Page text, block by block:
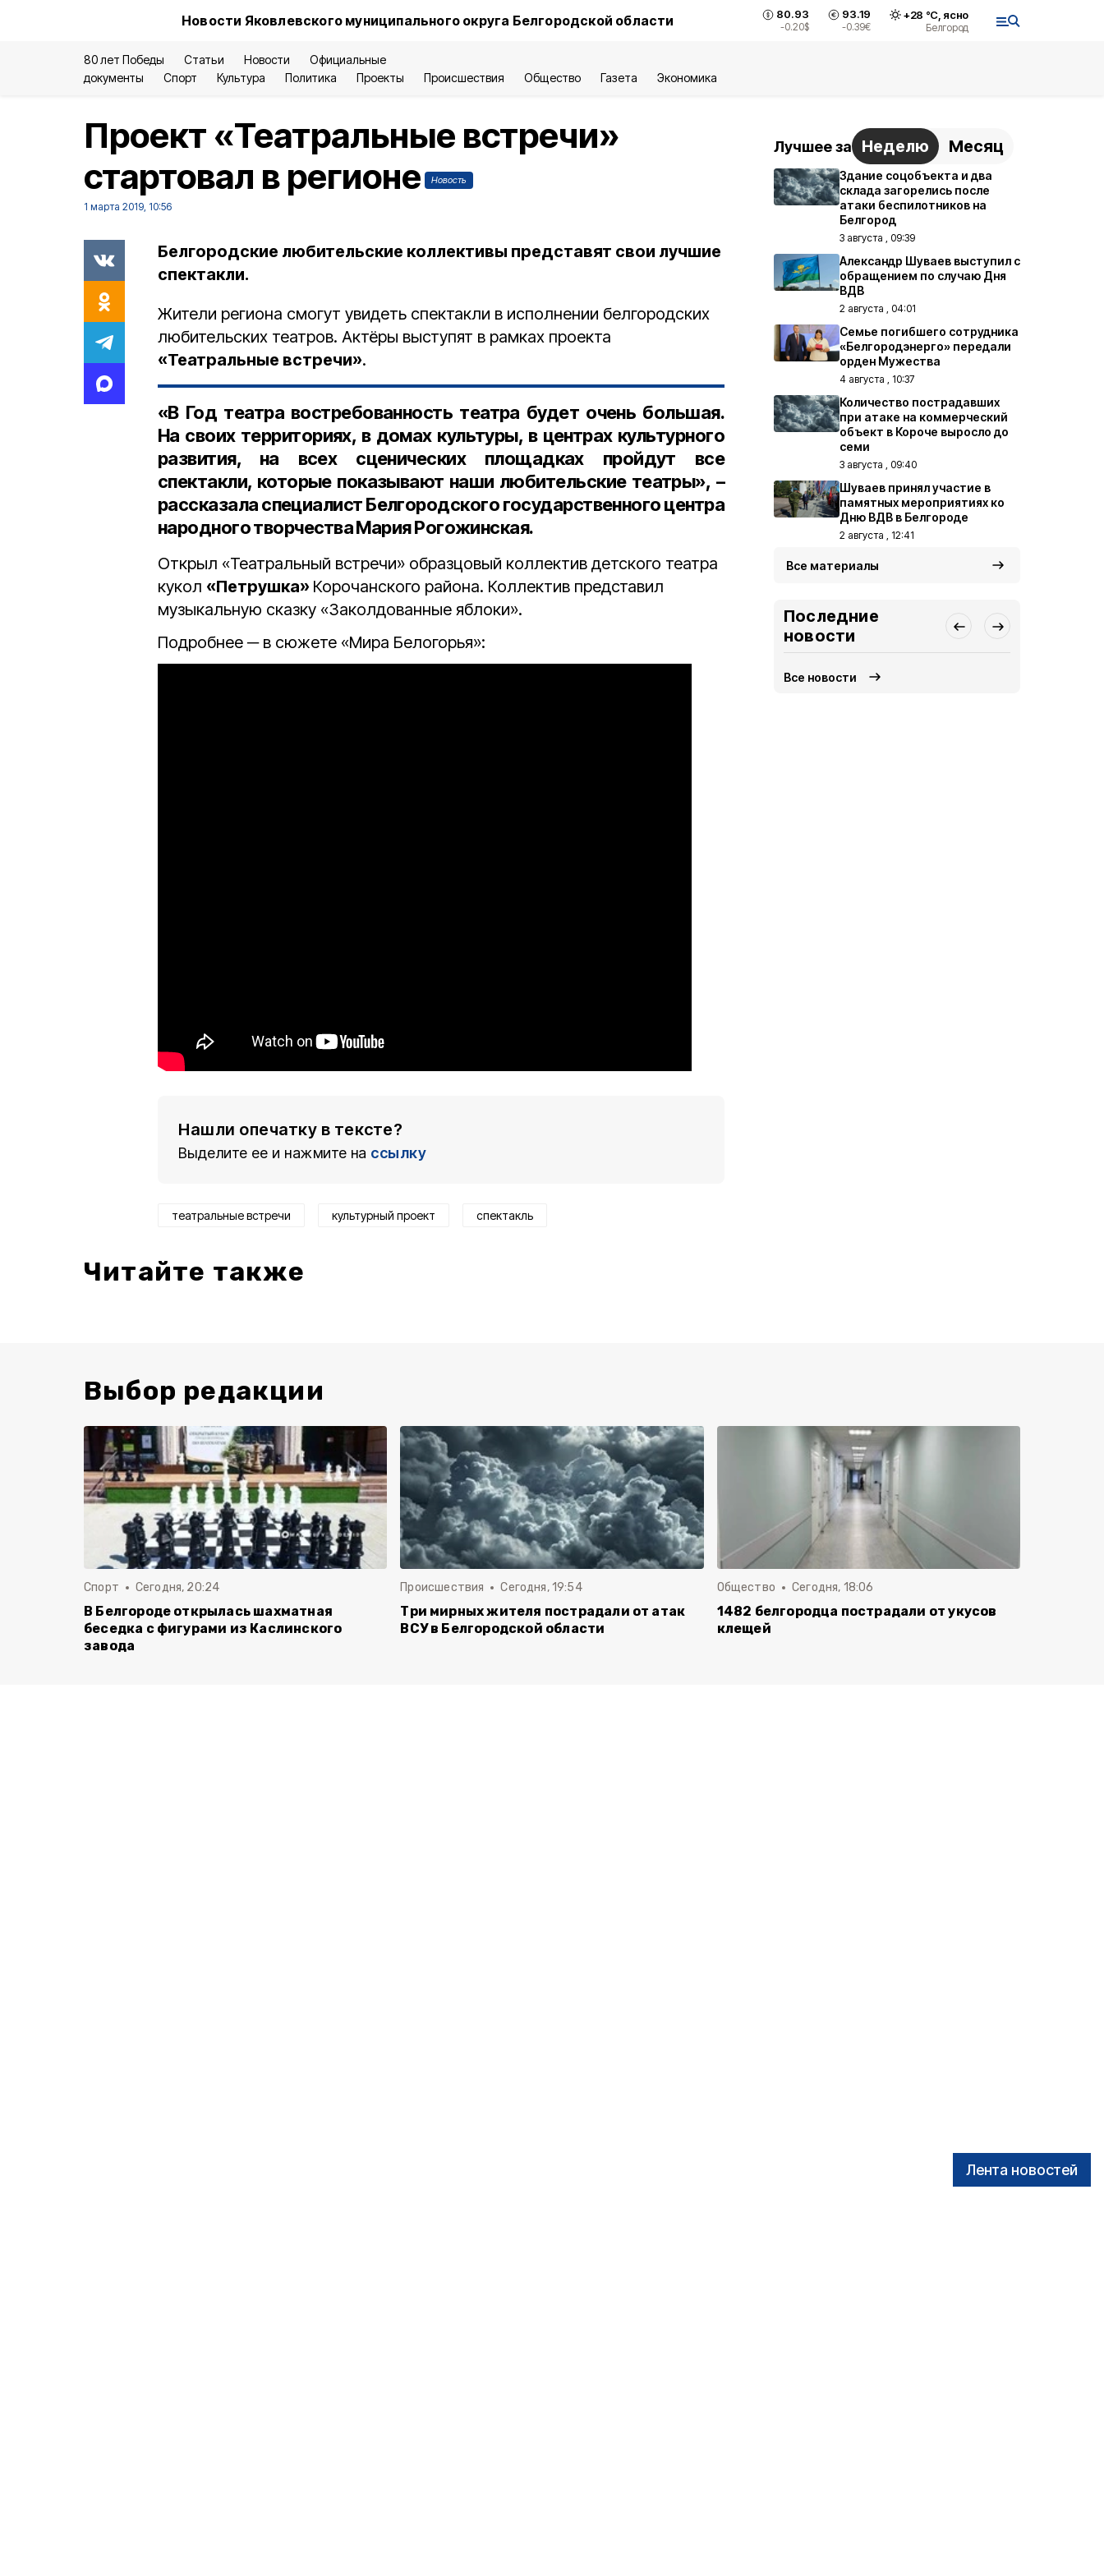
Новости Яковлевского муниципального округа Белгородской области 80.93
-0.20$
93.19
-0.39€
+28 °С, ясно
Белгород
80 лет Победы Статьи Новости
Официальные
документы
Спорт Культура Политика Проекты Происшествия Общество Газета Экономика
Лента новостей
Проект «Театральные встречи»
стартовал в регионе
Новость
1 марта 2019, 10:56
Белгородские любительские коллективы представят свои лучшие
спектакли.
Жители региона смогут увидеть спектакли в исполнении белгородских
любительских театров. Актёры выступят в рамках проекта
«Театральные встречи».
«В Год театра востребованность театра будет очень большая.
На своих территориях, в домах культуры, в центрах культурного
развития, на всех сценических площадках пройдут все
спектакли, которые показывают наши любительские театры», –
рассказаласпециалист Белгородского государственного центра
народного творчества Мария Рогожинская.
Открыл «Театральный встречи» образцовый коллектив детского театра
кукол «Петрушка» Корочанского района. Коллектив представил
музыкальную сказку «Заколдованные яблоки».
Подробнее ─ в сюжете «Мира Белогорья»:
Нашли опечатку в тексте?
Выделите ее и нажмите на ссылку
театральные встречи культурный проект спектакль
Читайте также
Лучшее за Неделю Месяц
Здание соцобъекта и два
склада загорелись после
атаки беспилотников на
Белгород
3 августа , 09:39
Александр Шуваев выступил с
обращением по случаю Дня
ВДВ
2 августа , 04:01
Семье погибшего сотрудника
«Белгородэнерго» передали
орден Мужества
4 августа , 10:37
Количество пострадавших
при атаке на коммерческий
объект в Короче выросло до
семи
3 августа , 09:40
Шуваев принял участие в
памятных мероприятиях ко
Дню ВДВ в Белгороде
2 августа , 12:41
Все материалы
Последние
новости
Все новости
Выбор редакции
Спорт Сегодня, 20:24
В Белгороде открылась шахматная
беседка с фигурами из Каслинского
завода
Происшествия Сегодня, 19:54
Три мирных жителя пострадали от атак
ВСУ в Белгородской области
Общество Сегодня, 18:06
1482 белгородца пострадали от укусов
клещей